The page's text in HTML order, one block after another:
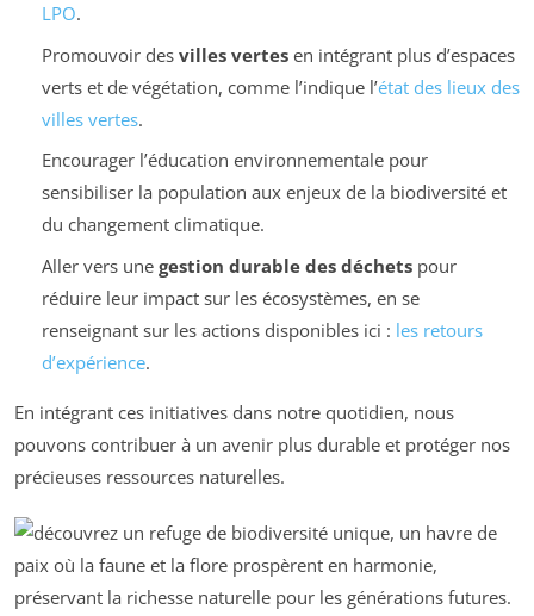
LPO.
Promouvoir des villes vertesen intégrant plus d’espaces
verts et de végétation, comme l’indique l’état des lieux des
villes vertes.
Encourager l’éducation environnementale pour
sensibiliser la population aux enjeux de la biodiversité et
du changement climatique.
Aller vers une gestion durable des déchetspour
réduire leur impact sur les écosystèmes, en se
renseignant sur les actions disponibles ici : les retours
d’expérience.
En intégrant ces initiatives dans notre quotidien, nous
pouvons contribuer à un avenir plus durable et protéger nos
précieuses ressources naturelles.